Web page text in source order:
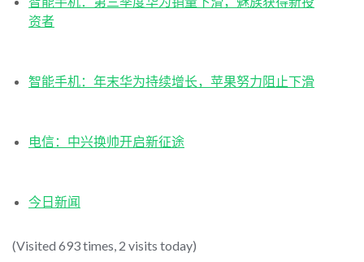
资者
智能手机：年末华为持续增长，苹果努力阻止下滑
电信：中兴换帅开启新征途
今日新闻
(Visited 693 times, 2 visits today)